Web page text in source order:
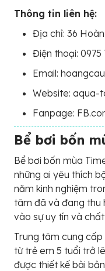
Thông tin liên hệ:
Địa chỉ: 36
Điện thoại: 0975
Email:
Website: aqua-
Fanpage:
Bể bơi bốn
Bể bơi bốn mùa
những ai yêu thích
năm kinh nghiệm
tâm đã và đang thu
vào sự uy tín và
Trung tâm cung
từ trẻ em 5 tuổi trở
được thiết kế bài